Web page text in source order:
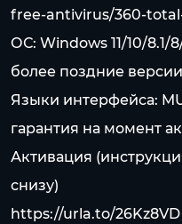
free-antivirus/360-
ОС: Windows 11/10/8.1/
более поздние версии
Языки интерфейса:
гарантия на момент
Активация
снизу)
https://urla.to/26Kz8VD